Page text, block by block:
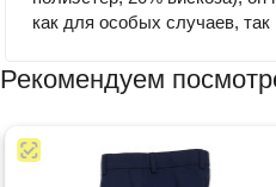
как для особых случаев,
Рекомендуем